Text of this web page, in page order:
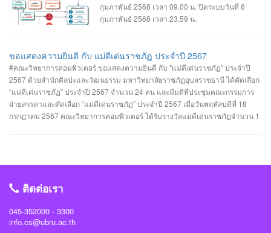
กุมภาพันธ์ 2568 เวลา 09.00 น. ปิดระบบวันที่ 6
กุมภาพันธ์ 2568 เวลา 23.59 น.
ขอแสดงความยินดี กับ แม่ดีเด่นราชภัฏ ประจำปี 2567
#คณะวิทยาการคอมพิวเตอร์ ขอแสดงความยินดี กับ "แม่ดีเด่นราชภัฏ" ประจำปี
2567 ด้วยสำนักศิลปะและวัฒนธรรม มหาวิทยาลัยราชภัฏอุบลราชธานี ได้คัดเลือก
“แม่ดีเด่นราชภัฏ” ประจำปี 2567 จำนวน 24 คน และมีมติที่ประชุมคณะกรรมการ
ฝ่ายสรรหาและคัดเลือก “แม่ดีเด่นราชภัฏ” ประจำปี 2567 เมื่อวันพฤหัสบดีที่ 18
กรกฎาคม 2567 คณะวิทยาการคอมพิวเตอร์ ได้รับรางวัลแม่ดีเด่นราชภัฏจำนวน 1
ราชภัฏอุบลราชธานี #มหาวิทยาลัยแห่งความสุข
ติดต่อเรา
045-352000 - 3300
info.cs@ubru.ac.th